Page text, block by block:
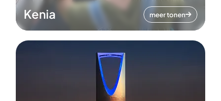
Kenia meer tonen